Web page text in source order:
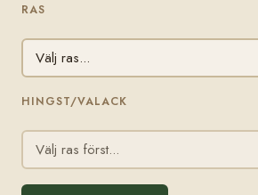
RAS
HINGST/VALACK